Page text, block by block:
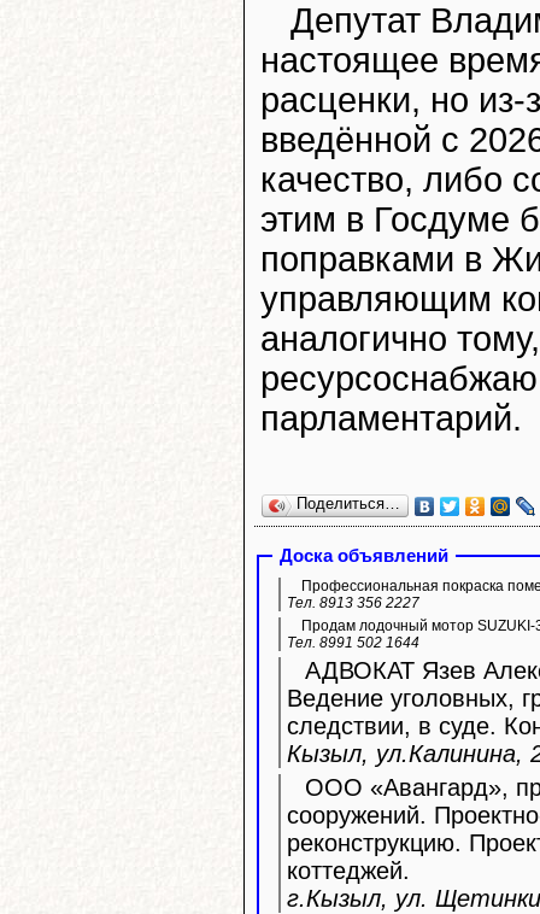
Депутат
настоящее
расценки, но из-
введённой с
качество, либо
этим в Госдуме
поправками в
управляющим
аналогично
парламентарий.
Поделиться…
Доска объявлений
Профессиональная покраска
Тел. 8913 356 2227
Продам лодочный мотор SUZUKI-
Тел. 8991 502 1644
АДВОКАТ Язев
Ведение уголовных,
следствии, в суде.
Кызыл, ул.Калинина,
ООО «Авангард»,
сооружений.
реконструкцию.
коттеджей.
г.Кызыл, ул.